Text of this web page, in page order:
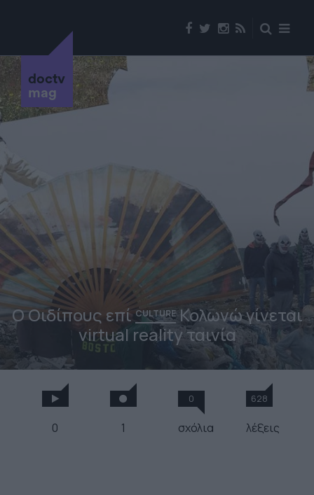
doctv
mag
Ο Οιδίπους επίCULTUREΚολωνώ γίνεται
virtual reality ταινία
0 1
0
σχόλια
628
λέξεις